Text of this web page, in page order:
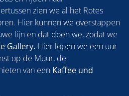
zien we al het Rotes
Hier kunnen we overstappen
lijn en dat doen we, zodat we
Gallery. Hier lopen we een uur
op de Muur, de
van een Kaffee und